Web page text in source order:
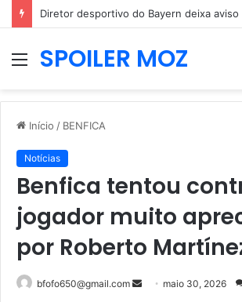
MenuSPOILER MOZ
Início / BENFICA
Notícias
Benfica tentou
jogador muito
por Roberto
bfofo650@gmail.com
Mandemaio 30, 2026